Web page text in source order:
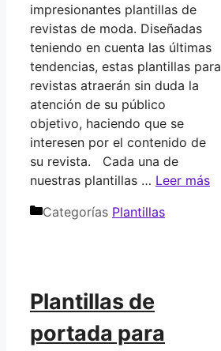
impresionantes plantillas de
revistas de moda. Diseñadas
teniendo en cuenta las últimas
tendencias, estas plantillas para
revistas atraerán sin duda la
atención de su público
objetivo, haciendo que se
interesen por el contenido de
su revista. Cada una de
nuestras plantillas … Leer más
Categorías Plantillas
Plantillas de
portada para